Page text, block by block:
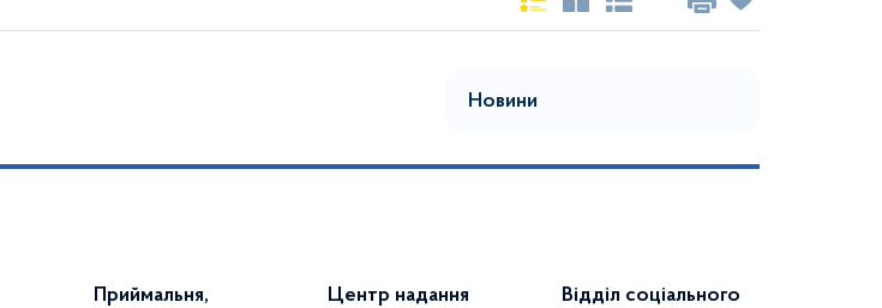
Новини
Приймальня,
Центр надання
Відділ соціального